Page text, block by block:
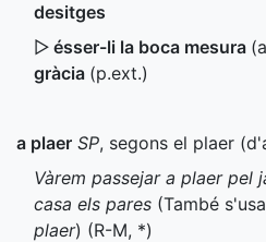
desitges
▷ ésser-li la boca mesura
gràcia (p.ext.)
a plaer SP, segons el plaer
Vàrem passejar a plaer
casa els pares (També
plaer) (R-M, *)